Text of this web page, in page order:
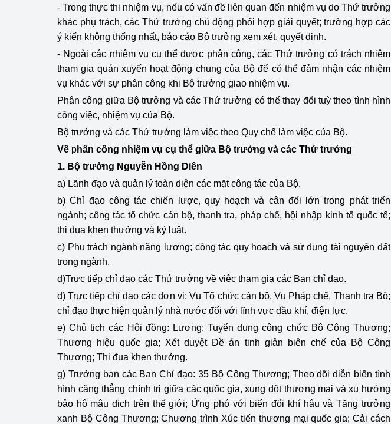
Khu vực miền Nam
Thị trường châu Á – châu Phi
Thị trường châu Âu – châu Mỹ
Thị trường trong nước
Ngành Công Thương đưa nghị quyết
Đại hội XIV của Đảng vào cuộc sống
Phát triển công nghiệpCông nghiệp nền tảng
Chính sách
Phát triển năng lượng
- Trong thực thi nhiệm vụ, nếu có vấn đề liên quan đến nhiệm vụ do Thứ trưởng
khác phụ trách, các Thứ trưởng chủ động phối hợp giải quyết; trường hợp các
ý kiến không thống nhất, báo cáo Bộ trưởng xem xét, quyết định.
- Ngoài các nhiệm vụ cụ thể được phân công, các Thứ trưởng có trách nhiệm
tham gia quán xuyến hoạt động chung của Bộ để có thể đảm nhận các nhiệm
vụ khác với sự phân công khi Bộ trưởng giao nhiệm vụ.
Phân công giữa Bộ trưởng và các Thứ trưởng có thể thay đổi tuỳ theo tình hình
công việc, nhiệm vụ của Bộ.
Bộ trưởng và các Thứ trưởng làm việc theo Quy chế làm việc của Bộ.
Về phân công nhiệm vụ cụ thể giữa Bộ trưởng và các Thứ trưởng
1. Bộ trưởng Nguyễn Hồng Diên
a) Lãnh đạo và quản lý toàn diện các mặt công tác của Bộ.
b) Chỉ đạo công tác chiến lược, quy hoạch và cân đối lớn trong phát triển
ngành; công tác tổ chức cán bộ, thanh tra, pháp chế, hội nhập kinh tế quốc tế;
thi đua khen thưởng và kỷ luật.
c) Phụ trách ngành năng lượng; công tác quy hoạch và sử dụng tài nguyên đất
trong ngành.
d)Trực tiếp chỉ đạo các Thứ trưởng về việc tham gia các Ban chỉ đạo.
đ) Trực tiếp chỉ đạo các đơn vị: Vụ Tổ chức cán bộ, Vụ Pháp chế, Thanh tra Bộ;
chỉ đạo thực hiện quản lý nhà nước đối với lĩnh vực dầu khí, điện lực.
e) Chủ tịch các Hội đồng: Lương; Tuyển dụng công chức Bộ Công Thương;
Thương hiệu quốc gia; Xét duyệt Đề án tinh giản biên chế của Bộ Công
Thương; Thi đua khen thưởng.
g) Trưởng ban các Ban Chỉ đạo: 35 Bộ Công Thương; Theo dõi diễn biến tình
hình căng thẳng chính trị giữa các quốc gia, xung đột thương mại và xu hướng
bảo hộ mậu dịch trên thế giới; Ứng phó với biến đổi khí hậu và Tăng trưởng
xanh Bộ Công Thương; Chương trình Xúc tiến thương mại quốc gia; Cải cách